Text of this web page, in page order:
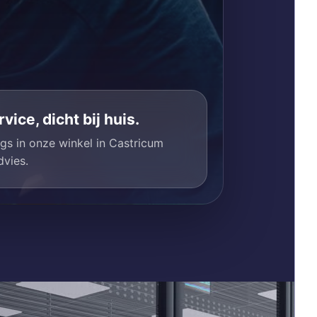
dicht bij huis.
in onze winkel in Castricum